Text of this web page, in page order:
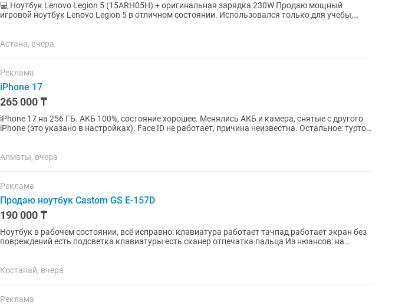
💻 Ноутбук Lenovo Legion 5 (15ARH05H) + оригинальная зарядка 230W Продаю мощный
игровой ноутбук Lenovo Legion 5 в отличном состоянии. Использовался только для учебы,
Астана, вчера
Реклама
iPhone 17
265 000 ₸
iPhone 17 на 256 ГБ. АКБ 100%, состояние хорошее. Менялись АКБ и камера, снятые с другого
iPhone (это указано в настройках). Face ID не работает, причина неизвестна. Остальное: туртон,
Алматы, вчера
Реклама
Продаю ноутбук Castom GS E-157D
190 000 ₸
Ноутбук в рабочем состоянии, всё исправно: клавиатура работает тачпад работает экран без
повреждений есть подсветка клавиатуры есть сканер отпечатка пальца Из нюансов: на
Костанай, вчера
Реклама